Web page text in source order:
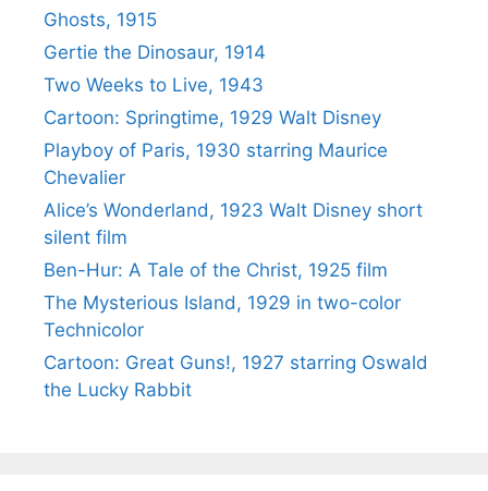
Ghosts, 1915
Gertie the Dinosaur, 1914
Two Weeks to Live, 1943
Cartoon: Springtime, 1929 Walt Disney
Playboy of Paris, 1930 starring Maurice
Chevalier
Alice’s Wonderland, 1923 Walt Disney short
silent film
Ben-Hur: A Tale of the Christ, 1925 film
The Mysterious Island, 1929 in two-color
Technicolor
Cartoon: Great Guns!, 1927 starring Oswald
the Lucky Rabbit